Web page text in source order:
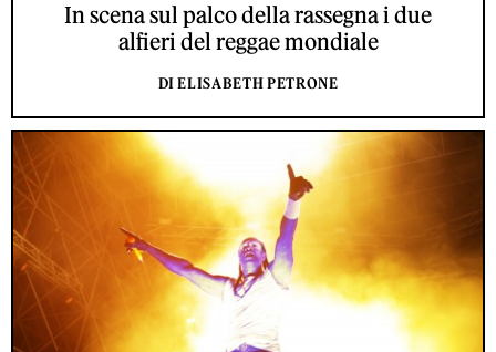
In scena sul palco della rassegna i due
alfieri del reggae mondiale
DI ELISABETH PETRONE